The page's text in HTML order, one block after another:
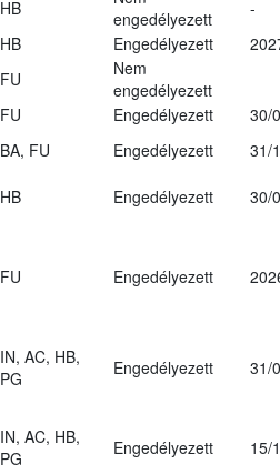
HB
engedélyezett
-
HB Engedélyezett
FU
Nem
engedélyezett
FU Engedélyezett
30/
BA, FU Engedélyezett
31/
HB Engedélyezett
30/
FU Engedélyezett
IN, AC, HB,
PG
Engedélyezett 31/
IN, AC, HB,
PG
Engedélyezett 15/